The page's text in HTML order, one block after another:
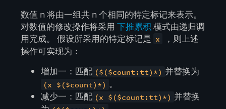
数值 n 将由一组共 n 个相同的特定标记来表示。
对数值的修改操作将采用 下推累积 模式由递归调
用完成。 假设所采用的特定标记是 x
，则上述
操作可实现为：
增加一：匹配 ($($count:tt)*) 并替换为
(x $($count)*) 。
减少一：匹配 (x $($count:tt)*) 并替换